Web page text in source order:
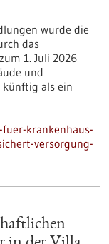
wurde die
das
1. Juli 2026
und
künftig als ein
krankenhaus-
versorgung-